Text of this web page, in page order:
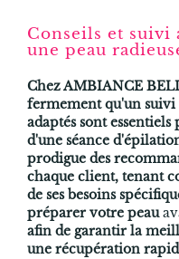
Conseils et suivi
une peau
Chez AMBIANCE
fermement qu'un suivi
adaptés sont
d'une séance d'
prodigue des
chaque client, tenant
de ses besoins
préparer votre peau
afin de garantir la
une récupération